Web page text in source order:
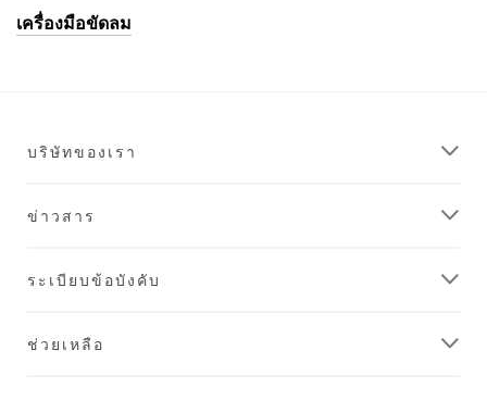
เครื่องมือขัดลม
บริษัทของเรา
ข่าวสาร
ระเบียบข้อบังคับ
ช่วยเหลือ